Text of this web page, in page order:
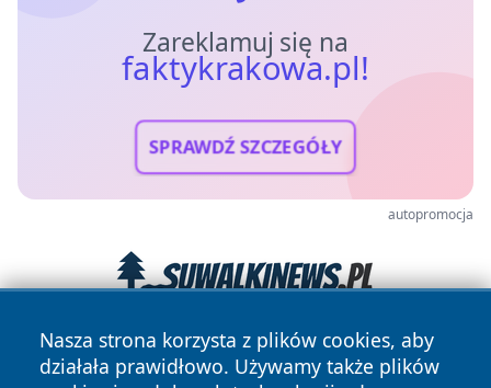
Zareklamuj się na
faktykrakowa.pl!
SPRAWDŹ SZCZEGÓŁY
autopromocja
Nasza strona korzysta z plików cookies, aby
działała prawidłowo. Używamy także plików